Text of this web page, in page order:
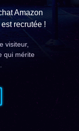
Amazon
recrutée !
visiteur,
qui mérite